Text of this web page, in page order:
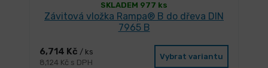
SKLADEM 977 ks
Závitová vložka Rampa® B do dřeva DIN
7965 B
6,714 Kč / ks
8,124 Kč s DPH
Vybrat variantu